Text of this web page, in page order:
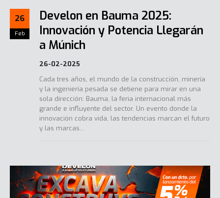
26
Feb
Develon en Bauma 2025:
Innovación y Potencia Llegarán
a Múnich
26-02-2025
Cada tres años, el mundo de la construcción, minería
y la ingeniería pesada se detiene para mirar en una
sola dirección: Bauma, la feria internacional más
grande e influyente del sector. Un evento donde la
innovación cobra vida, las tendencias marcan el futuro
y las marcas...